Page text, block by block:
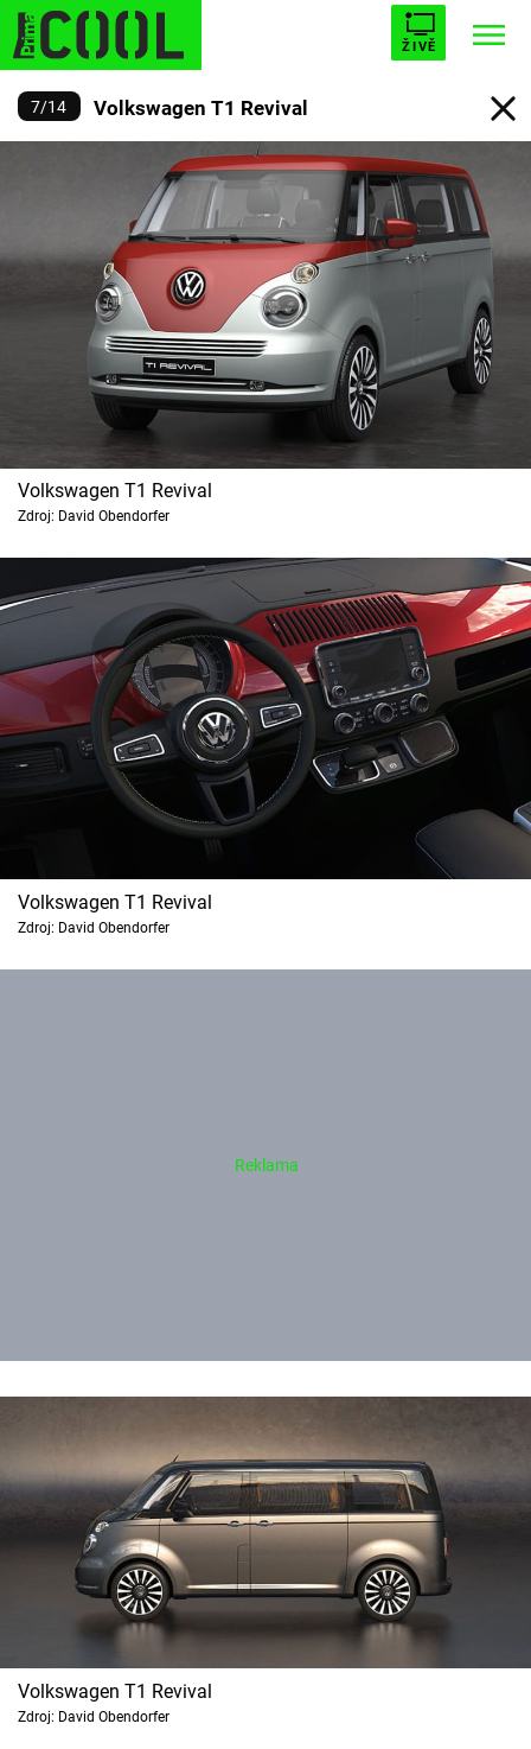
ŽIVĚ
Trendy: STARHOUSE BUFFY, PŘEMOŽITELKA UPÍRŮ
PLNEJ KOTEL AVENGERS 5
Témata
Filmy
Hry
Cool Esport
Pořady
TV Program
Sledujte prima+
Přihlášení
Sledujte nás
7/14 Volkswagen T1 Revival
Volkswagen T1 Revival
Zdroj: David Obendorfer
Volkswagen T1 Revival
Zdroj: David Obendorfer
Volkswagen T1 Revival
Zdroj: David Obendorfer